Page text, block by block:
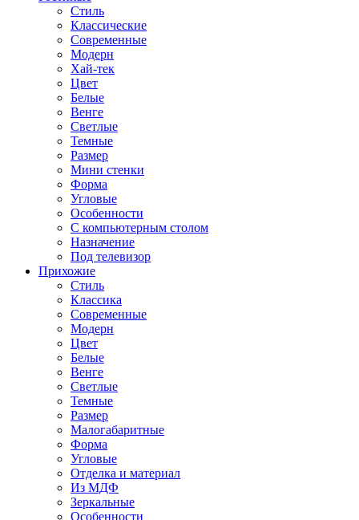
Стиль
Классические
Современные
Модерн
Хай-тек
Цвет
Белые
Венге
Светлые
Темные
Размер
Мини стенки
Форма
Угловые
Особенности
С компьютерным столом
Назначение
Под телевизор
Прихожие
Стиль
Классика
Современные
Модерн
Цвет
Белые
Венге
Светлые
Темные
Размер
Малогабаритные
Форма
Угловые
Отделка и материал
Из МДФ
Зеркальные
Особенности